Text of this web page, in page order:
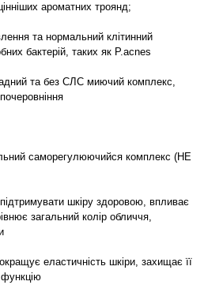
ароматних троянд;
та нормальний клітинний
бактерій, таких як P.acnes
та без СЛС миючий комплекс,
саморегулюючийся комплекс (НЕ
шкіру здоровою, впливає
загальний колір обличчя,
еластичність шкіри, захищає її
функцію